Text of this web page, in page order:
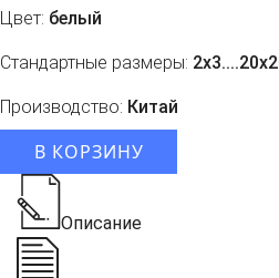
Цвет: белый
Стандартные размеры:
Производство: Китай
В КОРЗИНУ
Описание